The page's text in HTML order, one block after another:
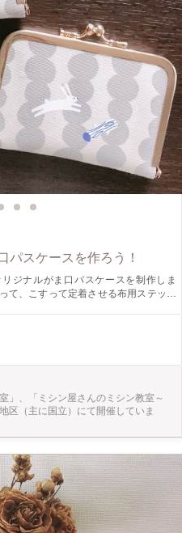
パスケースを作ろう！
ジナルがま口パスケースを制作しま
て、こすって定着させる布用ステッカ
付けてはめ込みます。 縫わずに、オ
」、「ミシン屋さんのミシン教室～
区（主に国立）にて開催していま